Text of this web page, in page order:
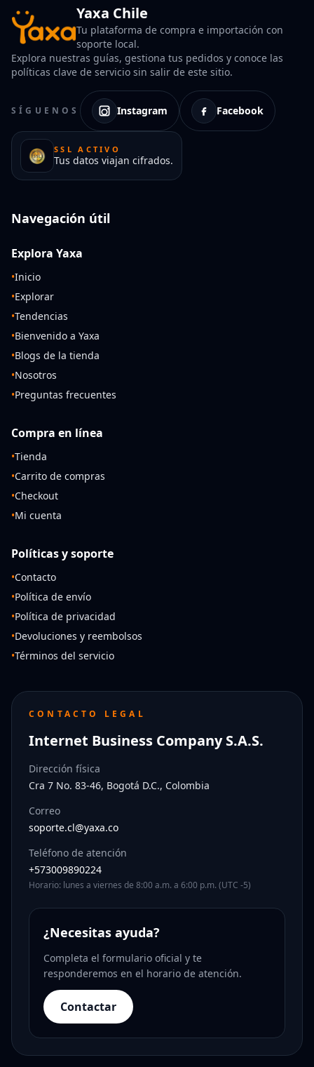
Yaxa Chile
Tu plataforma de compra e importación con
soporte local.
Explora nuestras guías, gestiona tus pedidos y conoce las
políticas clave de servicio sin salir de este sitio.
SÍGUENOS Instagram Facebook
SSL ACTIVO
Tus datos viajan cifrados.
Navegación útil
Explora Yaxa
•Inicio
•Explorar
•Tendencias
•Bienvenido a Yaxa
•Blogs de la tienda
•Nosotros
•Preguntas frecuentes
Compra en línea
•Tienda
•Carrito de compras
•Checkout
•Mi cuenta
Políticas y soporte
•Contacto
•Política de envío
•Política de privacidad
•Devoluciones y reembolsos
•Términos del servicio
CONTACTO LEGAL
Internet Business Company S.A.S.
Dirección física
Cra 7 No. 83-46, Bogotá D.C., Colombia
Correo
soporte.cl@yaxa.co
Teléfono de atención
+573009890224
Horario: lunes a viernes de 8:00 a.m. a 6:00 p.m. (UTC -5)
¿Necesitas ayuda?
Completa el formulario oficial y te
responderemos en el horario de atención.
Contactar